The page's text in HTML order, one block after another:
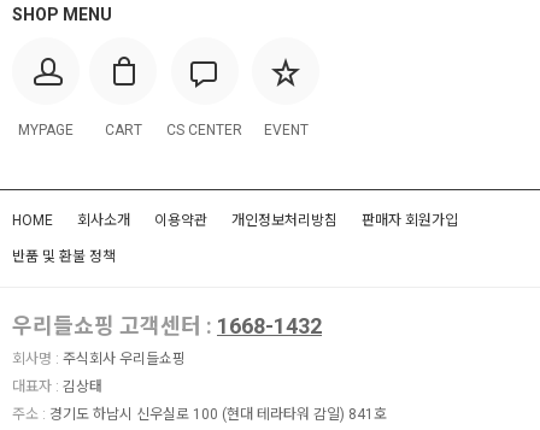
SHOP MENU
MYPAGE CART CS CENTER EVENT
HOME 회사소개 이용약관 개인정보처리방침 판매자 회원가입
반품 및 환불 정책
우리들쇼핑 고객센터 : 1668-1432
회사명 : 주식회사 우리들쇼핑
대표자 : 김상태
주소 : 경기도 하남시 신우실로 100 (현대 테라타워 감일) 841호